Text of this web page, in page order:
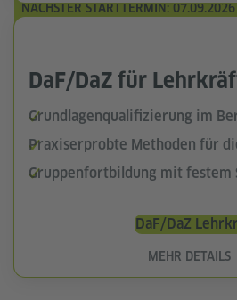
NÄCHSTER STARTTERMIN: 07.09.2026
DaF/DaZ für
Grundlagenqualifizierung im
Praxiserprobte Methoden für
Gruppenfortbildung mit festem
DaF/DaZ
MEHR DETAILS